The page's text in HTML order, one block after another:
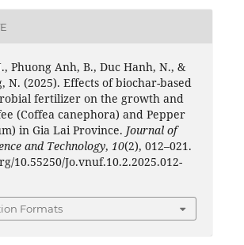
Phuong Anh, B., Duc Hanh, N., &
N. (2025). Effects of biochar-based
fertilizer on the growth and
(Coffea canephora) and Pepper
in Gia Lai Province. Journal of
and Technology, 10(2), 012–021.
10.55250/Jo.vnuf.10.2.2025.012-
Formats